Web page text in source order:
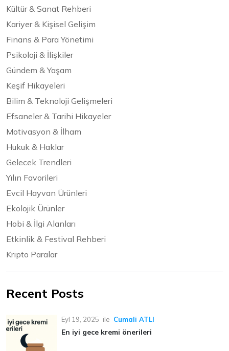
Kültür & Sanat Rehberi
Kariyer & Kişisel Gelişim
Finans & Para Yönetimi
Psikoloji & İlişkiler
Gündem & Yaşam
Keşif Hikayeleri
Bilim & Teknoloji Gelişmeleri
Efsaneler & Tarihi Hikayeler
Motivasyon & İlham
Hukuk & Haklar
Gelecek Trendleri
Yılın Favorileri
Evcil Hayvan Ürünleri
Ekolojik Ürünler
Hobi & İlgi Alanları
Etkinlik & Festival Rehberi
Kripto Paralar
Recent Posts
Eyl 19, 2025 ile Cumali ATLI
En iyi gece kremi önerileri